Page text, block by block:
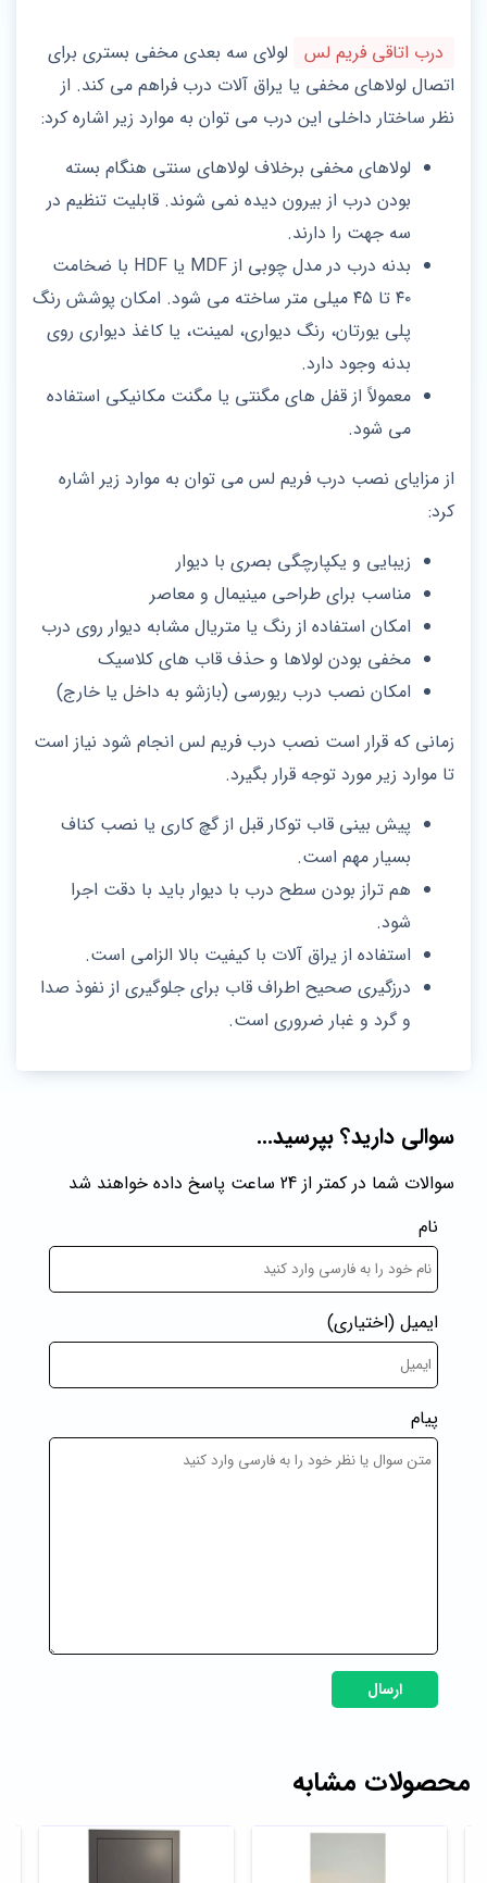
درب اتاقی فریم لس
لولای سه بعدی مخفی بستری برای
اتصال لولاهای مخفی یا یراق‌ آلات درب فراهم می‌ کند. از
نظر ساختار داخلی این درب می توان به موارد زیر اشاره کرد:
لولاهای مخفی برخلاف لولاهای سنتی هنگام بسته
بودن درب از بیرون دیده نمی‌ شوند. قابلیت تنظیم در
سه جهت را دارند.
بدنه درب در مدل چوبی از MDF یا HDF با ضخامت
۴۰ تا ۴۵ میلی‌ متر ساخته می‌ شود. امکان پوشش رنگ
پلی‌ یورتان، رنگ دیواری، لمینت، یا کاغذ دیواری روی
بدنه وجود دارد.
معمولاً از قفل‌ های مگنتی یا مگنت مکانیکی استفاده
می‌ شود.
از مزایای نصب درب فریم‌ لس می توان به موارد زیر اشاره
کرد:
زیبایی و یکپارچگی بصری با دیوار
مناسب برای طراحی مینیمال و معاصر
امکان استفاده از رنگ یا متریال مشابه دیوار روی درب
مخفی بودن لولاها و حذف قاب‌ های کلاسیک
امکان نصب درب ریورسی (بازشو به داخل یا خارج)
زمانی که قرار است نصب درب فریم لس انجام شود نیاز است
تا موارد زیر مورد توجه قرار بگیرد.
پیش‌ بینی قاب توکار قبل از گچ‌ کاری یا نصب کناف
بسیار مهم است.
هم‌ تراز بودن سطح درب با دیوار باید با دقت اجرا
شود.
استفاده از یراق‌ آلات با کیفیت بالا الزامی است.
درزگیری صحیح اطراف قاب برای جلوگیری از نفوذ صدا
و گرد و غبار ضروری است.
سوالی دارید؟ بپرسید...
سوالات شما در کمتر از 24 ساعت پاسخ داده خواهند شد
نام
ایمیل (اختیاری)
پیام
ارسال
محصولات مشابه